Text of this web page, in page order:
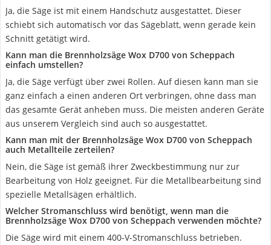
Ja, die Säge ist mit einem Handschutz ausgestattet. Dieser
schiebt sich automatisch vor das Sägeblatt, wenn gerade kein
Schnitt getätigt wird.
Kann man die Brennholzsäge Wox D700 von Scheppach
einfach umstellen?
Ja, die Säge verfügt über zwei Rollen. Auf diesen kann man sie
ganz einfach a einen anderen Ort verbringen, ohne dass man
das gesamte Gerät anheben muss. Die meisten anderen Geräte
aus unserem Vergleich sind auch so ausgestattet.
Kann man mit der Brennholzsäge Wox D700 von Scheppach
auch Metallteile zerteilen?
Nein, die Säge ist gemäß ihrer Zweckbestimmung nur zur
Bearbeitung von Holz geeignet. Für die Metallbearbeitung sind
spezielle Metallsägen erhältlich.
Welcher Stromanschluss wird benötigt, wenn man die
Brennholzsäge Wox D700 von Scheppach verwenden möchte?
Die Säge wird mit einem 400-V-Stromanschluss betrieben.